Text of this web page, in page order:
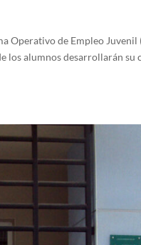
Operativo de Empleo Juvenil
los alumnos desarrollarán su